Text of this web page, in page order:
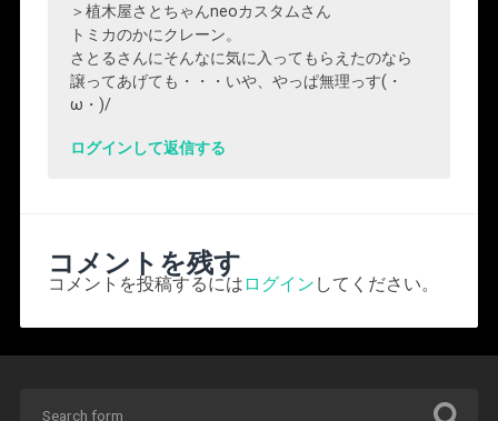
＞植木屋さとちゃんneoカスタムさん
トミカのかにクレーン。
さとるさんにそんなに気に入ってもらえたのなら
譲ってあげても・・・いや、やっぱ無理っす(・
ω・)/
ログインして返信する
コメントを残す
コメントを投稿するには ログイン してください。